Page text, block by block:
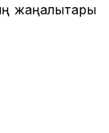
жаңалықтары